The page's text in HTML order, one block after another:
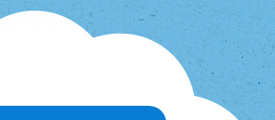
利用案内・アクセス＆マップ